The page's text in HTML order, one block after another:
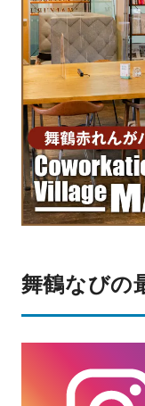
舞鶴なびの